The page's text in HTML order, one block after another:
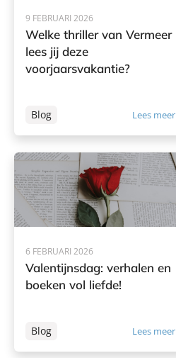
9 FEBRUARI 2026
Welke thriller van Vermeer
lees jij deze
voorjaarsvakantie?
Blog Lees meer
6 FEBRUARI 2026
Valentijnsdag: verhalen en
boeken vol liefde!
Blog Lees meer